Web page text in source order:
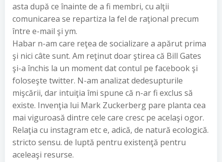
asta după ce înainte de a fi membri, cu alţii
comunicarea se repartiza la fel de raţional precum
între e-mail şi ym.
Habar n-am care reţea de socializare a apărut prima
şi nici câte sunt. Am reţinut doar ştirea că Bill Gates
şi-a închis la un moment dat contul pe facebook şi
foloseşte twitter. N-am analizat dedesupturile
mişcării, dar intuiţia îmi spune că n-ar fi exclus să
existe. Invenţia lui Mark Zuckerberg pare planta cea
mai viguroasă dintre cele care cresc pe acelaşi ogor.
Relaţia cu instagram etc e, adică, de natură ecologică.
stricto sensu. de luptă pentru existenţă pentru
aceleaşi resurse.